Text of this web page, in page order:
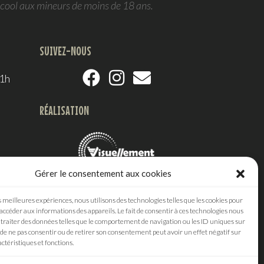
Gérer le consentement aux cookies
expériences, nous utilisons des technologies telles que les cookies pour
aux informations des appareils. Le fait de consentir à ces technologies nous
des données telles que le comportement de navigation ou les ID uniques sur
de ne pas consentir ou de retirer son consentement peut avoir un effet négatif sur
et fonctions.
aux mineurs de moins de 18 ans.
SUIVEZ-NOUS
RÉALISATION